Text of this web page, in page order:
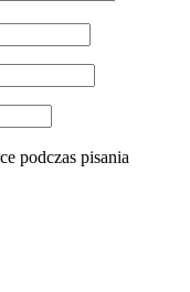
podczas pisania